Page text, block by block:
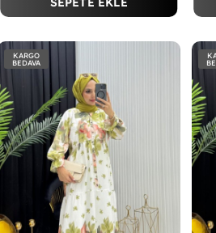
KARGO
BEDAVA